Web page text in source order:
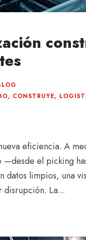
, CONSTRUYE,
eficiencia. A
—desde el picking
limpios, una
disrupción. La...